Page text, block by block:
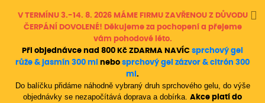
V TERMÍNU 3.-14. 8. 2026 MÁME FIRMU ZAVŘENOU Z DŮVODU
ČERPÁNÍ DOVOLENÉ! Děkujeme za pochopení a přejeme
vám pohodové léto.
Při objednávce nad 800 Kč ZDARMA NAVÍC sprchový gel
růže & jasmín 300 ml
nebo sprchový gel zázvor & citrón 300
ml .
Do balíčku přidáme náhodně vybraný druh sprchového gelu, do výše
objednávky se nezapočítává doprava a dobírka. Akce platí do